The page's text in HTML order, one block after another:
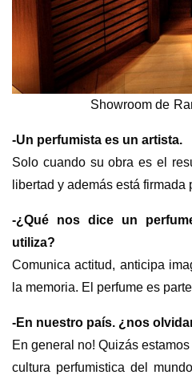
Showroom de
-Un perfumista es un artista.
Solo cuando su obra es el
libertad y además está firmada
-¿Qué nos dice un
utiliza?
Comunica actitud, anticipa
la memoria. El perfume es
-En nuestro país. ¿nos
En general no! Quizás
cultura perfumistica del